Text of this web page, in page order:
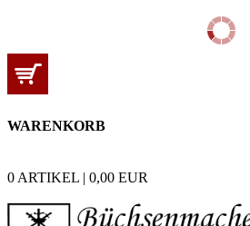
WARENKORB
0 ARTIKEL | 0,00 EUR